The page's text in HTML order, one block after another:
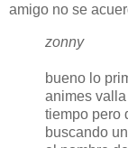
amigo no se
zonny
bueno lo
animes
tiempo pero
buscando